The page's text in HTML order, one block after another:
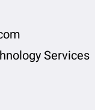
Services